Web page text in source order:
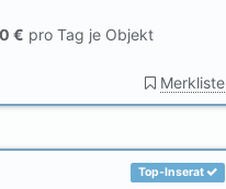
€ pro Tag je Objekt
Merkliste
Top-Inserat